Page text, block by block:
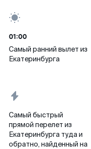
01:00
Самый ранний вылет из
Екатеринбурга
Самый быстрый
прямой перелет из
Екатеринбурга туда и
обратно, найденный на